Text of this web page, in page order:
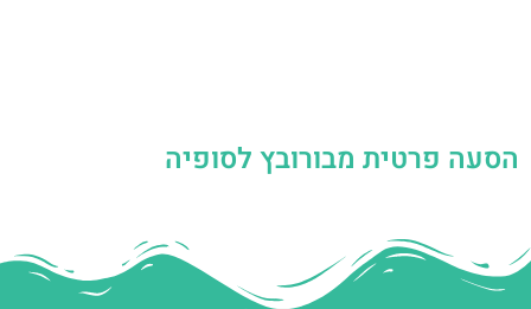
הסעה פרטית מבורובץ לסופיה